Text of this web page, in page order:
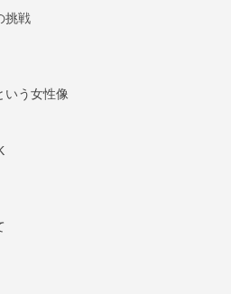
挑戦
いう女性像